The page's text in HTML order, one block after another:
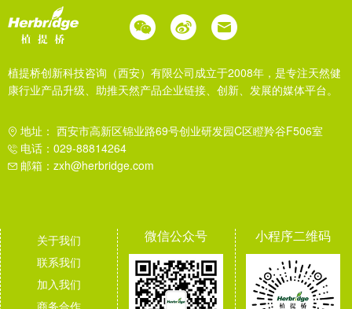
植提桥创新科技咨询（西安）有限公司成立于2008年，是专注天然健
康行业产品升级、助推天然产品企业链接、创新、发展的媒体平台。
地址： 西安市高新区锦业路69号创业研发园C区瞪羚谷F506室
电话：029-88814264
邮箱：zxh@herbridge.com
关于我们
联系我们
加入我们
微信公众号 小程序二维码